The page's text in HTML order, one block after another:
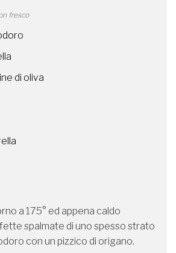
fresco
di oliva
a 175° ed appena caldo
spalmate di uno spesso strato
con un pizzico di origano.